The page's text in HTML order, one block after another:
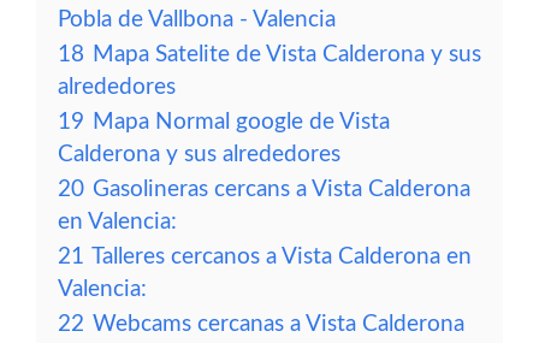
Pobla de Vallbona - Valencia
18 Mapa Satelite de Vista Calderona y sus
alrededores
19 Mapa Normal google de Vista
Calderona y sus alrededores
20 Gasolineras cercans a Vista Calderona
en Valencia:
21 Talleres cercanos a Vista Calderona en
Valencia:
22 Webcams cercanas a Vista Calderona